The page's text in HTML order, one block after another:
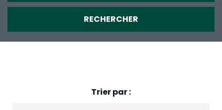
RECHERCHER
Trier par :